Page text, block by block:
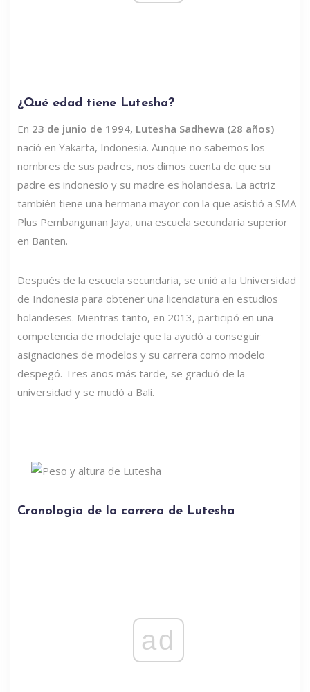
¿Qué edad tiene Lutesha?
En 23 de junio de 1994, Lutesha Sadhewa (28 años)
nació en Yakarta, Indonesia. Aunque no sabemos los
nombres de sus padres, nos dimos cuenta de que su
padre es indonesio y su madre es holandesa. La actriz
también tiene una hermana mayor con la que asistió a SMA
Plus Pembangunan Jaya, una escuela secundaria superior
en Banten.
Después de la escuela secundaria, se unió a la Universidad
de Indonesia para obtener una licenciatura en estudios
holandeses. Mientras tanto, en 2013, participó en una
competencia de modelaje que la ayudó a conseguir
asignaciones de modelos y su carrera como modelo
despegó. Tres años más tarde, se graduó de la
universidad y se mudó a Bali.
Cronología de la carrera de Lutesha
ad